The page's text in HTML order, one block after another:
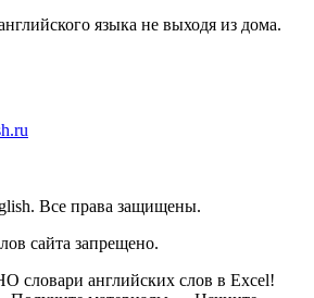
языка не выходя из дома.
Все права защищены.
сайта запрещено.
английских слов в Excel!